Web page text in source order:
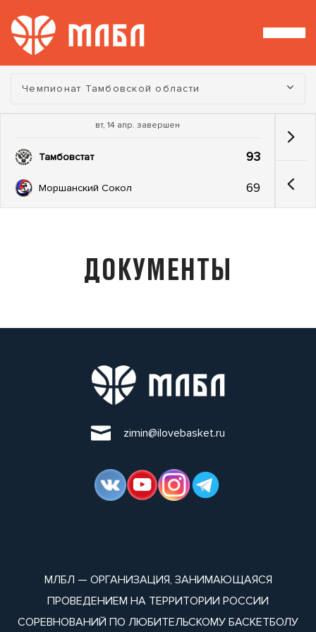
Турнир:
Чемпионат Тамбовской области
вт, 14 апр. завершен
Тамбовстат 93
Моршанский Сокол 69
ДОКУМЕНТЫ
zimin@ilovebasket.ru
МЛБЛ — ОРГАНИЗАЦИЯ, ЗАНИМАЮЩАЯСЯ
ПРОВЕДЕНИЕМ НА ТЕРРИТОРИИ РОССИИ
СОРЕВНОВАНИЙ ПО ЛЮБИТЕЛЬСКОМУ БАСКЕТБОЛУ